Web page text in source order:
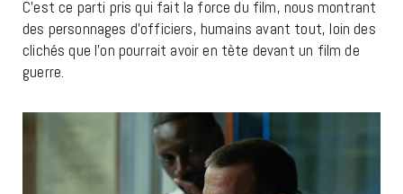
C’est ce parti pris qui fait la force du film, nous montrant
des personnages d’officiers, humains avant tout, loin des
clichés que l’on pourrait avoir en tète devant un film de
guerre.